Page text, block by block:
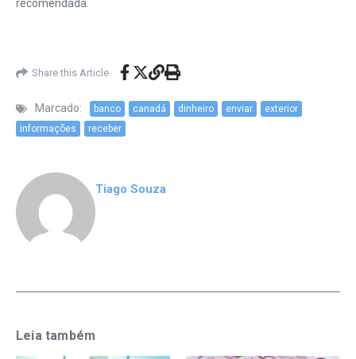
recomendada.
Share this Article
Marcado: banco canadá dinheiro enviar
exterior
informações
receber
Tiago Souza
Leia também